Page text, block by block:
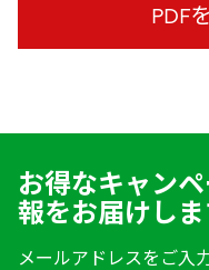
PDF
お得なキャン
報をお届けし
メールアドレスをご入